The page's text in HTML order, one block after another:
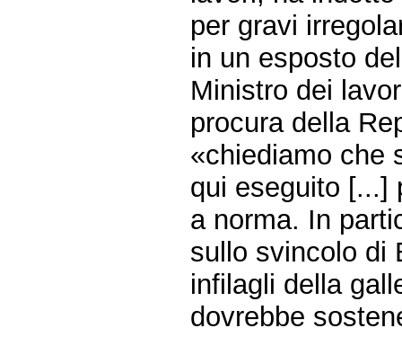
per gravi
in un esposto
Ministro dei
procura della
«chiediamo che
qui eseguito [...]
a norma. In
sullo svincolo di
infilagli della
dovrebbe